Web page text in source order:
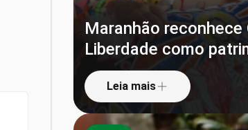
Maranhão reconhece
Liberdade como
Leia mais